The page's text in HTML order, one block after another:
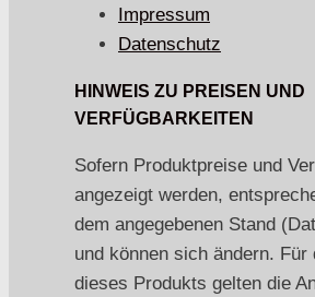
Impressum
Datenschutz
HINWEIS ZU PREISEN UND
VERFÜGBARKEITEN
Sofern Produktpreise und
angezeigt werden,
dem angegebenen Stand
und können sich ändern. Für
dieses Produkts gelten die